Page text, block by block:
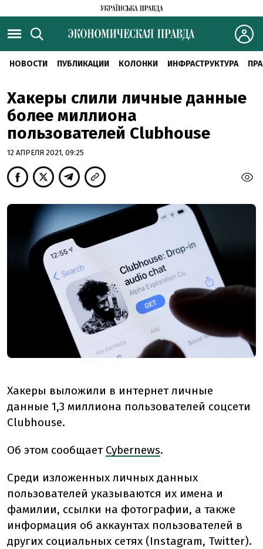
НОВОСТИ ПУБЛИКАЦИИ КОЛОНКИ ИНФРАСТРУКТУРА
Хакеры слили личные данные
более миллиона
пользователей Clubhouse
12 АПРЕЛЯ 2021, 09:25
Хакеры выложили в интернет личные
данные 1,3 миллиона пользователей соцсети
Clubhouse.
Об этом сообщает Cybernews.
Среди изложенных личных данных
пользователей указываются их имена и
фамилии, ссылки на фотографии, а также
информация об аккаунтах пользователей в
других социальных сетях (Instagram, Twitter).